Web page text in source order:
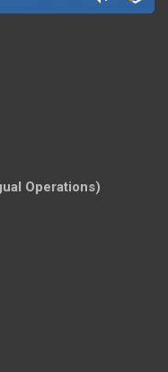
Operations)